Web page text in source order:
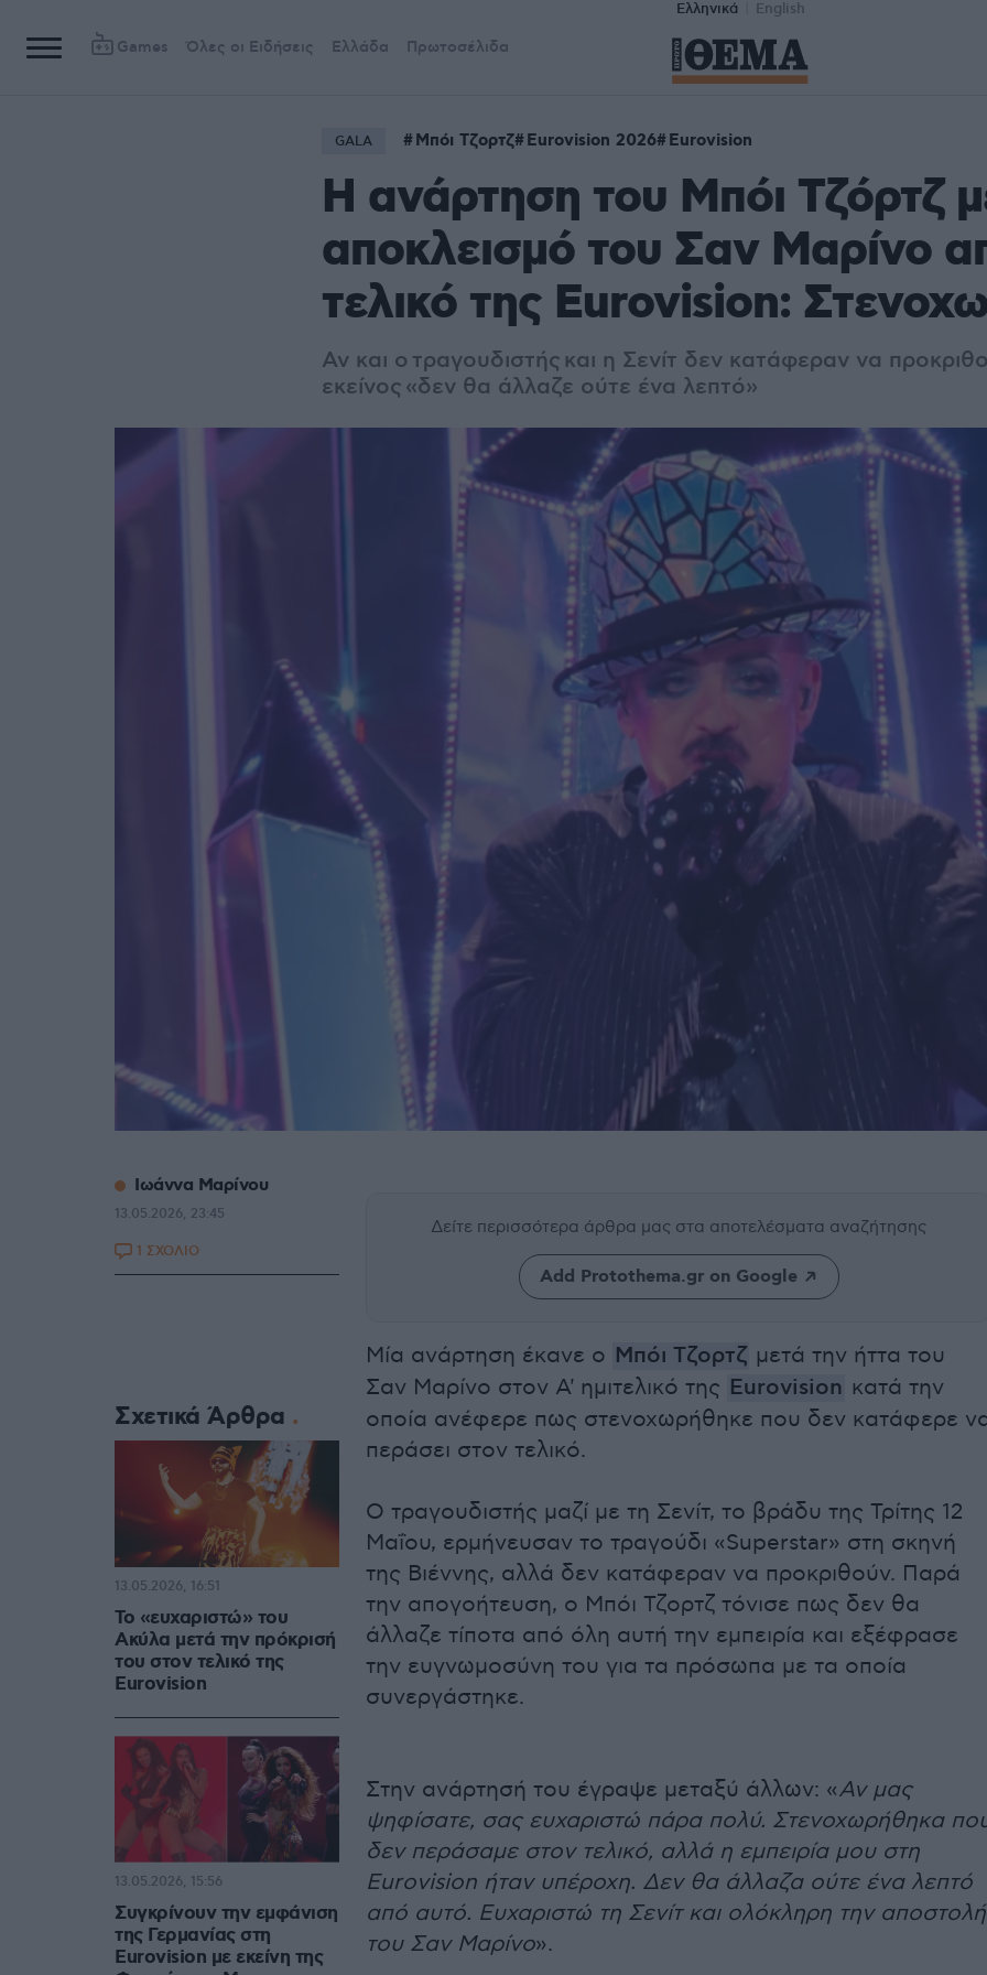
Ελληνικά English
Games Όλες οι Ειδήσεις Ελλάδα Πρωτοσέλιδα
GALA Μπόι Τζορτζ Eurovision 2026 Eurovision
Η ανάρτηση του Μπόι Τζόρτζ
αποκλεισμό του Σαν Μαρίνο
τελικό της Eurovision:
Αν και ο τραγουδιστής και η Σενίτ δεν κατάφεραν να
εκείνος «δεν θα άλλαζε ούτε ένα λεπτό»
Δείτε περισσότερα άρθρα μας στα αποτελέσματα αναζήτησης
Add Protothema.gr on Google
Μία ανάρτηση έκανε ο Μπόι Τζορτζ μετά την ήττα του
Σαν Μαρίνο στον Α' ημιτελικό της Eurovision κατά την
οποία ανέφερε πως στενοχωρήθηκε που δεν κατάφερε
περάσει στον τελικό.
Ο τραγουδιστής μαζί με τη Σενίτ, το βράδυ της Τρίτης 12
Μαΐου, ερμήνευσαν το τραγούδι «Superstar» στη σκηνή
της Βιέννης, αλλά δεν κατάφεραν να προκριθούν. Παρά
την απογοήτευση, ο Μπόι Τζορτζ τόνισε πως δεν θα
άλλαζε τίποτα από όλη αυτή την εμπειρία και εξέφρασε
την ευγνωμοσύνη του για τα πρόσωπα με τα οποία
συνεργάστηκε.
Στην ανάρτησή του έγραψε μεταξύ άλλων: «Αν μας
ψηφίσατε, σας ευχαριστώ πάρα πολύ. Στενοχωρήθηκα
δεν περάσαμε στον τελικό, αλλά η εμπειρία μου στη
Eurovision ήταν υπέροχη. Δεν θα άλλαζα ούτε ένα λεπτό
από αυτό. Ευχαριστώ τη Σενίτ και ολόκληρη την αποστολή
του Σαν Μαρίνο».
Ιωάννα Μαρίνου
13.05.2026, 23:45
1 ΣΧΟΛΙΟ
Σχετικά Άρθρα
Το «ευχαριστώ» του
Ακύλα μετά την πρόκρισή
του στον τελικό της
Eurovision
13.05.2026, 16:51
Συγκρίνουν την εμφάνιση
της Γερμανίας στη
Eurovision με εκείνη της
13.05.2026, 15:56